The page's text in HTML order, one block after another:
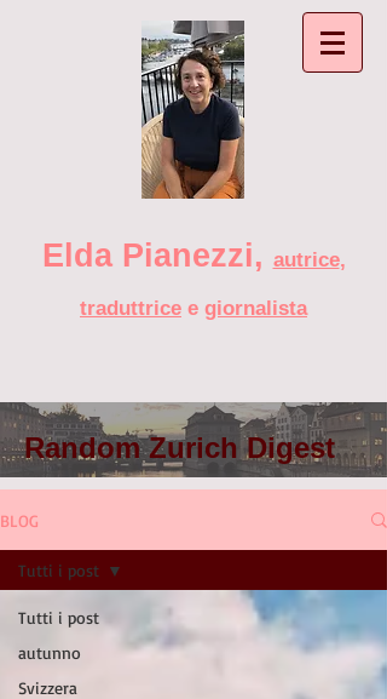
Elda Pianezzi , autrice,
traduttrice e giornalista
Random Zurich Digest
BLOG
Tutti i post
autunno
Svizzera
Tutti i post